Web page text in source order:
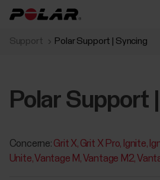
Support Polar Support | Syncing
Polar Support
Concerne: Grit X Grit X Pro Ignite
Unite Vantage M Vantage M2